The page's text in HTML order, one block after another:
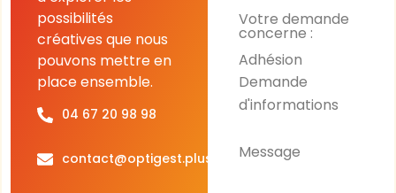
possibilités
créatives que nous
pouvons mettre en
place ensemble.
04 67 20 98 98
contact@optigest.plus
Votre demande
concerne :
Adhésion
Demande
d'informations
Message